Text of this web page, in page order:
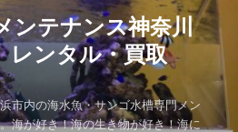
テナンス神奈川
ンタル・買取
市内の海水魚・サンゴ水槽専門メン
海が好き！海の生き物が好き！海に